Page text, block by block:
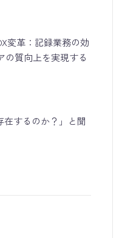
変革：記録業務の効
の質向上を実現する
在するのか？」と聞